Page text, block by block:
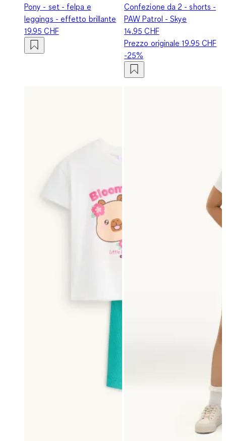
Pony - set - felpa e
leggings - effetto brillante
19.95 CHF
Confezione da 2 - shorts -
PAW Patrol - Skye
14.95 CHF
Prezzo originale19.95 CHF
-25%